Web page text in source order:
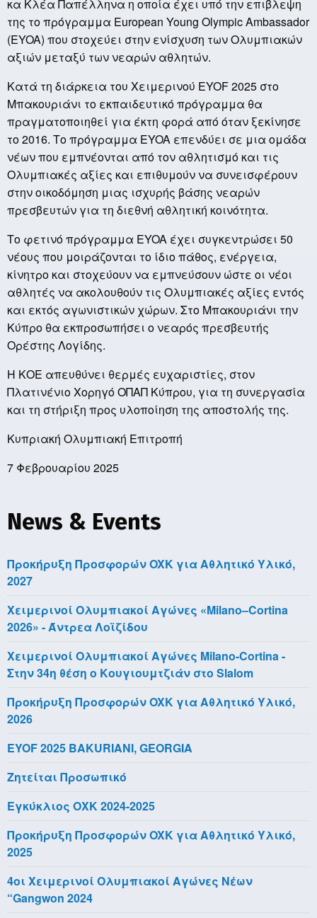
κα Κλέα Παπέλληνα η οποία έχει υπό την επιβλεψη
της το πρόγραμμα European Young Olympic Ambassador
(EYOA) που στοχεύει στην ενίσχυση των Ολυμπιακών
αξιών μεταξύ των νεαρών αθλητών.
Κατά τη διάρκεια του Χειμερινού EYOF 2025 στο
Μπακουριάνι το εκπαιδευτικό πρόγραμμα θα
πραγματοποιηθεί για έκτη φορά από όταν ξεκίνησε
το 2016. Το πρόγραμμα EYOA επενδύει σε μια ομάδα
νέων που εμπνέονται από τον αθλητισμό και τις
Ολυμπιακές αξίες και επιθυμούν να συνεισφέρουν
στην οικοδόμηση μιας ισχυρής βάσης νεαρών
πρεσβευτών για τη διεθνή αθλητική κοινότητα.
Το φετινό πρόγραμμα EYOA έχει συγκεντρώσει 50
νέους που μοιράζονται το ίδιο πάθος, ενέργεια,
κίνητρο και στοχεύουν να εμπνεύσουν ώστε οι νέοι
αθλητές να ακολουθούν τις Ολυμπιακές αξίες εντός
και εκτός αγωνιστικών χώρων. Στο Μπακουριάνι την
Κύπρο θα εκπροσωπήσει ο νεαρός πρεσβευτής
Ορέστης Λογίδης.
Η ΚΟΕ απευθύνει θερμές ευχαριστίες, στον
Πλατινένιο Χορηγό ΟΠΑΠ Κύπρου, για τη συνεργασία
και τη στήριξη προς υλοποίηση της αποστολής της.
Κυπριακή Ολυμπιακή Επιτροπή
7 Φεβρουαρίου 2025
News & Events
Προκήρυξη Προσφορών OXK για Αθλητικό Υλικό,
2027
Χειμερινοί Ολυμπιακοί Αγώνες «Milano–Cortina
2026» - Άντρεα Λοϊζίδου
Χειμερινοί Ολυμπιακοί Αγώνες Milano-Cortina -
Στην 34η θέση ο Κουγιουμτζιάν στο Slalom
Προκήρυξη Προσφορών OXK για Αθλητικό Υλικό,
2026
EYOF 2025 BAKURIANI, GEORGIA
Ζητείται Προσωπικό
Εγκύκλιος ΟΧΚ 2024-2025
Προκήρυξη Προσφορών OXK για Αθλητικό Υλικό,
2025
4οι Χειμερινοί Ολυμπιακοί Αγώνες Νέων
“Gangwon 2024